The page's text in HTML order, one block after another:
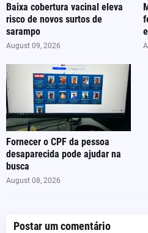
Baixa cobertura vacinal eleva
risco de novos surtos de
sarampo
August 09, 2026
Fornecer o CPF da pessoa
desaparecida pode ajudar na
busca
August 08, 2026
Postar um comentário